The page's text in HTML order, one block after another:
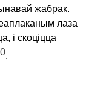
жабрак.
лаза
і скоціцца
.